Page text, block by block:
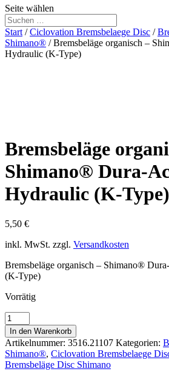
Seite wählen
Start /Ciclovation Bremsbelaege Disc /
Shimano® / Bremsbeläge organisch –
Hydraulic (K-Type)
Bremsbeläge
Shimano® Dura-
Hydraulic (K-Type)
5,50 €
inkl. MwSt. zzgl. Versandkosten
Bremsbeläge organisch – Shimano®
(K-Type)
Vorrätig
Bremsbeläge
organisch
-
Shimano®
Dura-
Ace
In den Warenkorb
Artikelnummer: 3516.21107 Kategorien:
Shimano®, Ciclovation Bremsbelaege
Bremsbeläge Disc Shimano